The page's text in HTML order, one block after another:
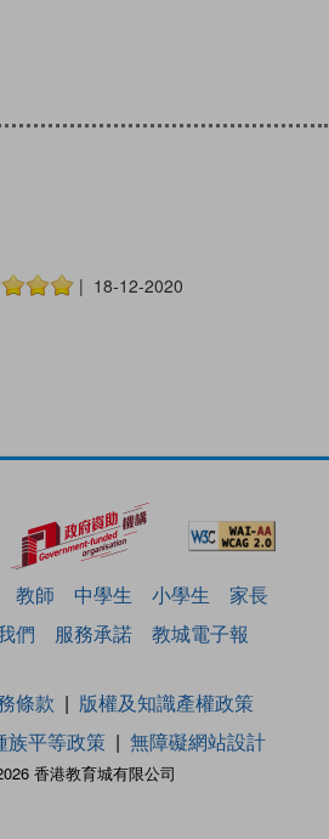
| 18-12-2020
教師 中學生 小學生
家長
們 服務承諾 教城電子報
香港教育城有限公司
條款
版權及知識產權政策
族平等政策 無障礙網站設計